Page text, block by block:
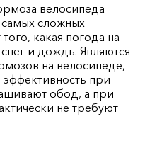
велосипеда
сложных
какая погода на
и дождь. Являются
на велосипеде,
при
обод, а при
не требуют